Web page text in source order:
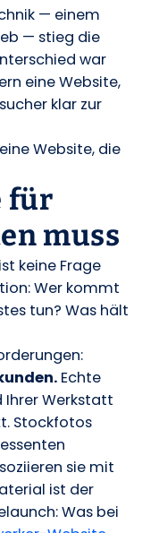
— einem
— stieg die
war
eine Website,
klar zur
Website, die
für
muss
keine Frage
Wer kommt
tun? Was hält
Echte
Ihrer Werkstatt
Stockfotos
sie mit
ist der
Was bei